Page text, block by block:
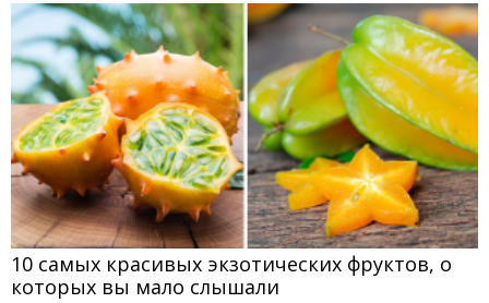
10 самых красивых экзотических фруктов, о
которых вы мало слышали